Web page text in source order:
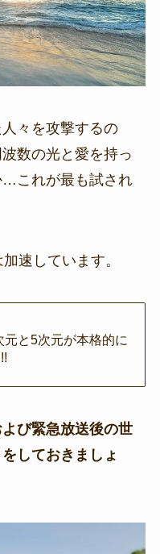
々を攻撃するの
数の光と愛を持っ
…これが最も試され
速しています。
元と5次元が本格的に
び緊急放送後の世
しておきましょ